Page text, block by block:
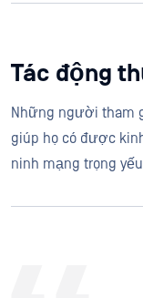
Tác động
Những người tham
giúp họ có được
ninh mạng trọng